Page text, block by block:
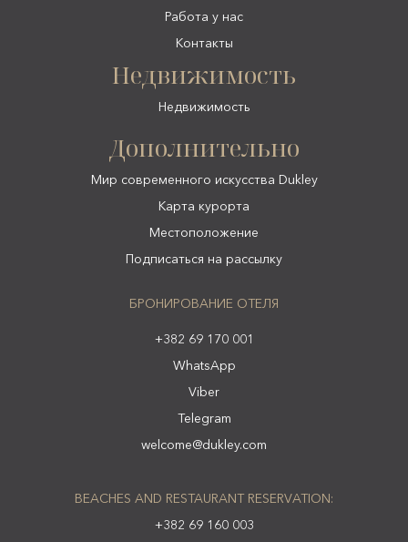
Работа у нас
Контакты
Недвижимость
Недвижимость
Дополнительно
Мир современного искусства Dukley
Карта курорта
Местоположение
Подписаться на рассылку
БРОНИРОВАНИЕ ОТЕЛЯ
+382 69 170 001
WhatsApp
Viber
Telegram
welcome@dukley.com
BEACHES AND RESTAURANT RESERVATION:
+382 69 160 003